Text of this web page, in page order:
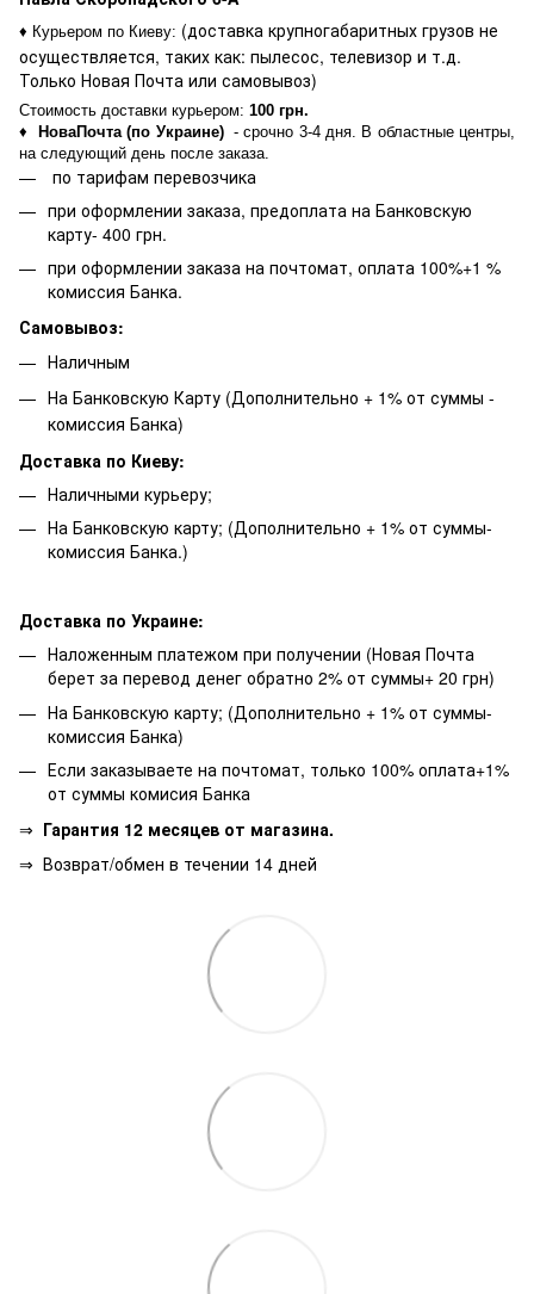
♦ Курьером по Киеву: (доставка крупногабаритных грузов не
осуществляется, таких как: пылесос, телевизор и т.д.
Только Новая Почта или самовывоз)
Стоимость доставки курьером: 100 грн.
♦ НоваПочта (по Украине)- срочно 3-4 дня. В областные центры,
на следующий день после заказа.
по тарифам перевозчика
при оформлении заказа, предоплата на Банковскую
карту- 400 грн.
при оформлении заказа на почтомат, оплата 100%+1 %
комиссия Банка.
Самовывоз:
Наличным
На Банковскую Карту (Дополнительно + 1% от суммы -
комиссия Банка)
Доставка по Киеву:
Наличными курьеру;
На Банковскую карту; (Дополнительно + 1% от суммы-
комиссия Банка.)
Доставка по Украине:
Наложенным платежом при получении (Новая Почта
берет за перевод денег обратно 2% от суммы+ 20 грн)
На Банковскую карту; (Дополнительно + 1% от суммы-
комиссия Банка)
Если заказываете на почтомат, только 100% оплата+1%
от суммы комисия Банка
⇒ Гарантия 12 месяцев от магазина.
⇒ Возврат/обмен в течении 14 дней